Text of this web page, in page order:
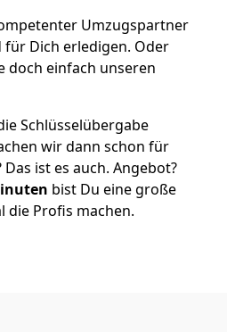
Umzugspartner
für Dich erledigen. Oder
doch einfach unseren
Schlüsselübergabe
wir dann schon für
ist es auch. Angebot?
bist Du eine große
die Profis machen.